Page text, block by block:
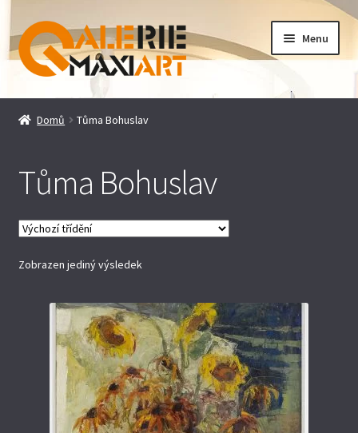
Přeskočit
na
navigaci
Přejít
k
obsahu
Menu
Úvodní stránka
Doprava a platba
GDPR
Kontakt
Pokladna
Zásady cookies (EU)
Domů Tůma Bohuslav
Tůma Bohuslav
Zobrazen jediný výsledek